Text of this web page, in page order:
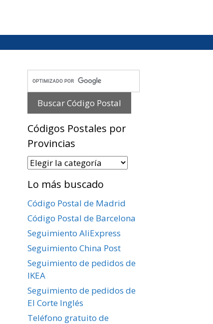
Códigos Postales por
Provincias
Códigos
por
Provincias
Lo más buscado
Código Postal de Madrid
Código Postal de Barcelona
Seguimiento AliExpress
Seguimiento China Post
Seguimiento de pedidos de
IKEA
Seguimiento de pedidos de
El Corte Inglés
Teléfono gratuito de